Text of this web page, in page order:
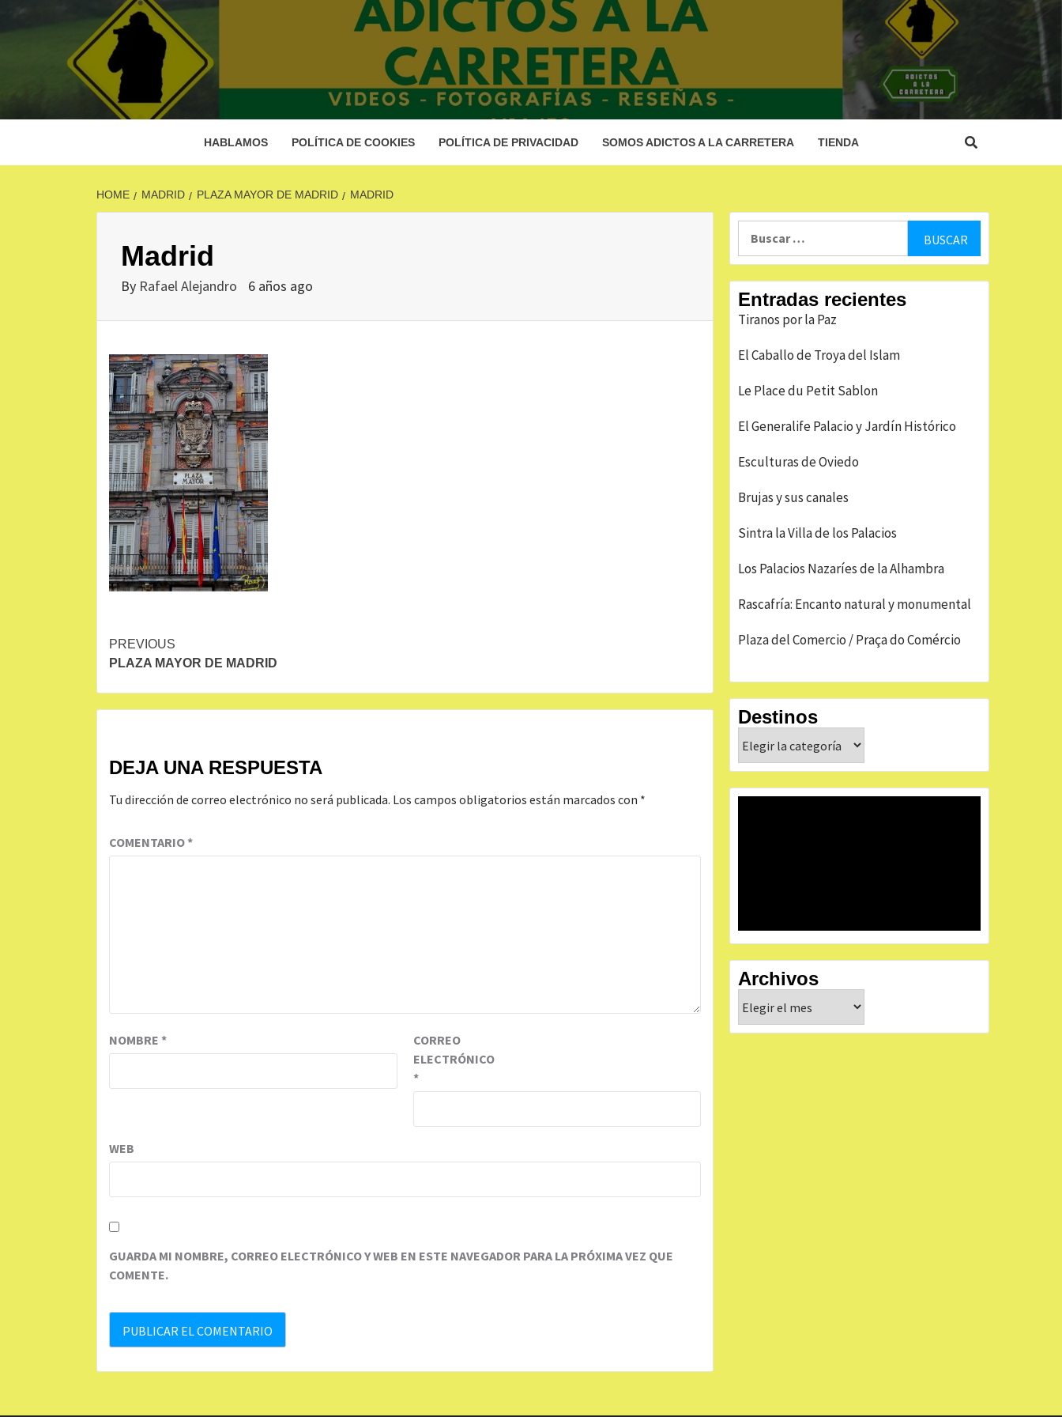
Skip
ADICTOS A LA
CARRETERA
HABLAMOS POLÍTICA DE COOKIES POLÍTICA DE PRIVACIDAD SOMOS ADICTOS A LA CARRETERA TIENDA
HOME MADRID PLAZA MAYOR DE MADRID MADRID
Madrid
By Rafael Alejandro 6 años ago
Continue
Reading
PREVIOUS
PLAZA MAYOR DE MADRID
DEJA UNA RESPUESTA
Tu dirección de correo electrónico no será publicada. Los campos obligatorios están marcados con *
COMENTARIO*
NOMBRE *
CORREO
ELECTRÓNICO
*
WEB
GUARDA MI NOMBRE, CORREO ELECTRÓNICO Y WEB EN ESTE NAVEGADOR PARA LA PRÓXIMA VEZ QUE
COMENTE.
Entradas recientes
Tiranos por la Paz
El Caballo de Troya del Islam
Le Place du Petit Sablon
El Generalife Palacio y Jardín Histórico
Esculturas de Oviedo
Brujas y sus canales
Sintra la Villa de los Palacios
Los Palacios Nazaríes de la Alhambra
Rascafría: Encanto natural y monumental
Plaza del Comercio / Praça do Comércio
Destinos
Archivos